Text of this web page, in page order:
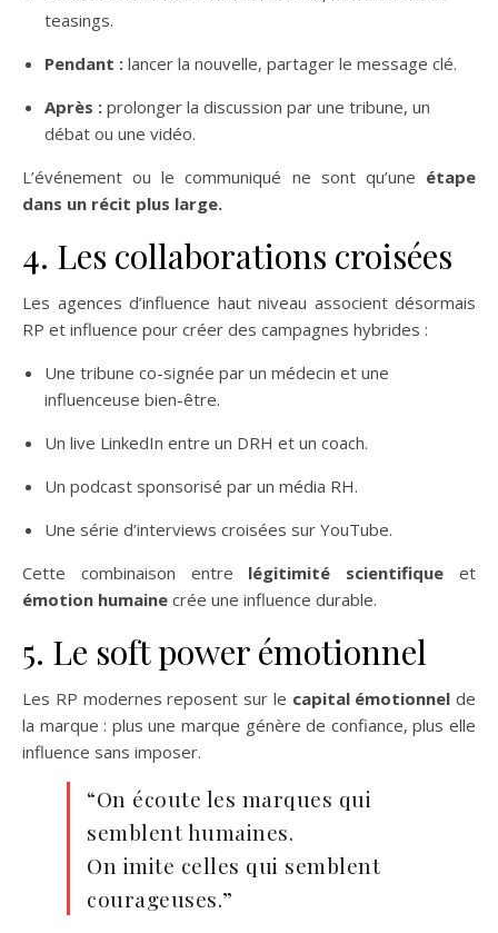
teasings.
Pendant : lancer la nouvelle, partager le message clé.
Après : prolonger la discussion par une tribune, un
débat ou une vidéo.
L’événement ou le communiqué ne sont qu’une étape
dans un récit plus large.
4. Les collaborations croisées
Les agences d’influence haut niveau associent désormais
RP et influence pour créer des campagnes hybrides :
Une tribune co-signée par un médecin et une
influenceuse bien-être.
Un live LinkedIn entre un DRH et un coach.
Un podcast sponsorisé par un média RH.
Une série d’interviews croisées sur YouTube.
Cette combinaison entre légitimité scientifique et
émotion humaine crée une influence durable.
5. Le soft power émotionnel
Les RP modernes reposent sur le capital émotionnel de
la marque : plus une marque génère de confiance, plus elle
influence sans imposer.
“On écoute les marques qui
semblent humaines.
On imite celles qui semblent
courageuses.”